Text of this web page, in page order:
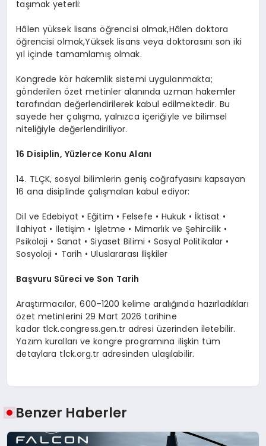
taşımak yeterli:
Hâlen yüksek lisans öğrencisi olmak,Hâlen doktora
öğrencisiolmak,Yüksek lisans veya doktorasını son iki
yıl içinde tamamlamış olmak.
Kongrede kör hakemlik sistemi uygulanmakta;
gönderilen özet metinler alanında uzman hakemler
tarafından değerlendirilerek kabul edilmektedir. Bu
sayede her çalışma, yalnızca içeriğiyle ve bilimsel
niteliğiyle değerlendiriliyor.
16 Disiplin, Yüzlerce Konu Alanı
14. TLÇK, sosyal bilimlerin geniş coğrafyasını kapsayan
16 ana disiplinde çalışmaları kabul ediyor:
Dil ve Edebiyat • Eğitim • Felsefe • Hukuk • İktisat •
İlahiyat • İletişim • İşletme • Mimarlık ve Şehircilik •
Psikoloji • Sanat • Siyaset Bilimi • Sosyal Politikalar •
Sosyoloji • Tarih • Uluslararası İlişkiler
Başvuru Süreci ve Son Tarih
Araştırmacılar, 600–1200 kelime aralığında hazırladıkları
özet metinlerini29 Mart 2026 tarihine
kadar tlck.congress.gen.tradresi üzerinden iletebilir.
Yazım kuralları ve kongre programına ilişkin tüm
detaylara tlck.org.tr adresinden ulaşılabilir.
Benzer Haberler